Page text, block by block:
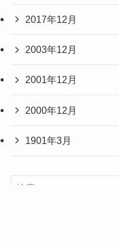
2017年12月
2003年12月
2001年12月
2000年12月
1901年3月